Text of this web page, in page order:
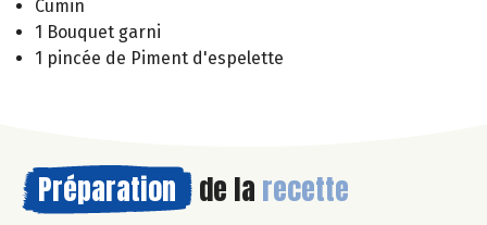
Cumin
1 Bouquet garni
1 pincée de Piment d'espelette
Préparation de la recette